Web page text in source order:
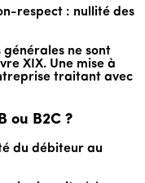
respect : nullité des
générales ne sont
XIX. Une mise à
traitant avec
ou B2C ?
du débiteur au